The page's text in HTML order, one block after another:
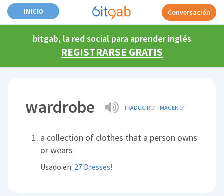
INICIO Conversación
bitgab, la red social para aprender inglés
REGISTRARSE GRATIS
wardrobe TRADUCIR IMAGEN
a collection of clothes that a person owns
or wears
Usado en: 27 Dresses!